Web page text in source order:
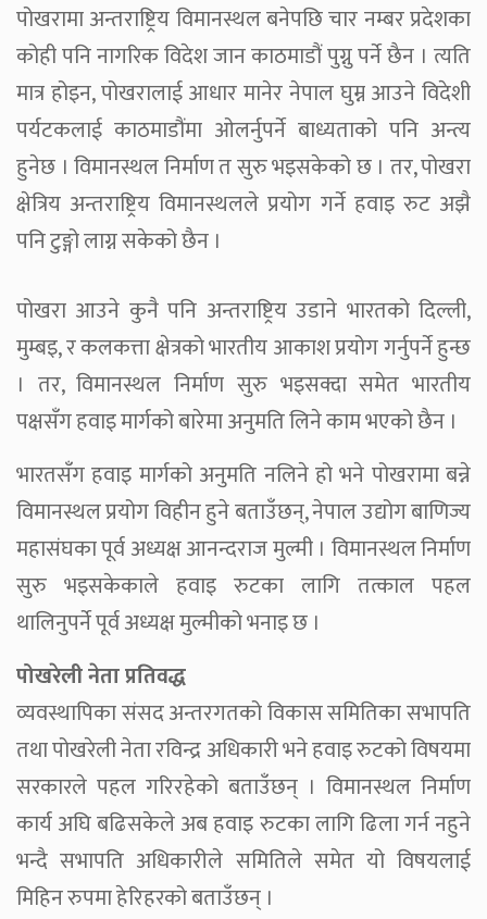
पोखरामा अन्तराष्ट्रिय विमानस्थल बनेपछि चार नम्बर प्रदेशका
कोही पनि नागरिक विदेश जान काठमाडौं पुग्नु पर्ने छैन । त्यति
मात्र होइन, पोखरालाई आधार मानेर नेपाल घुम्न आउने विदेशी
पर्यटकलाई काठमाडौंमा ओलर्नुपर्ने बाध्यताको पनि अन्त्य
हुनेछ । विमानस्थल निर्माण त सुरु भइसकेको छ । तर, पोखरा
क्षेत्रिय अन्तराष्ट्रिय विमानस्थलले प्रयोग गर्ने हवाइ रुट अझै
पनि टुङ्गो लाग्न सकेको छैन ।
पोखरा आउने कुनै पनि अन्तराष्ट्रिय उडाने भारतको दिल्ली,
मुम्बइ, र कलकत्ता क्षेत्रको भारतीय आकाश प्रयोग गर्नुपर्ने हुन्छ
। तर, विमानस्थल निर्माण सुरु भइसक्दा समेत भारतीय
पक्षसँग हवाइ मार्गको बारेमा अनुमति लिने काम भएको छैन ।
भारतसँग हवाइ मार्गको अनुमति नलिने हो भने पोखरामा बन्ने
विमानस्थल प्रयोग विहीन हुने बताउँछन्, नेपाल उद्योग बाणिज्य
महासंघका पूर्व अध्यक्ष आनन्दराज मुल्मी । विमानस्थल निर्माण
सुरु भइसकेकाले हवाइ रुटका लागि तत्काल पहल
थालिनुपर्ने पूर्व अध्यक्ष मुल्मीको भनाइ छ ।
पोखरेली नेता प्रतिवद्ध
व्यवस्थापिका संसद अन्तरगतको विकास समितिका सभापति
तथा पोखरेली नेता रविन्द्र अधिकारी भने हवाइ रुटको विषयमा
सरकारले पहल गरिरहेको बताउँछन् । विमानस्थल निर्माण
कार्य अघि बढिसकेले अब हवाइ रुटका लागि ढिला गर्न नहुने
भन्दै सभापति अधिकारीले समितिले समेत यो विषयलाई
मिहिन रुपमा हेरिहरको बताउँछन् ।